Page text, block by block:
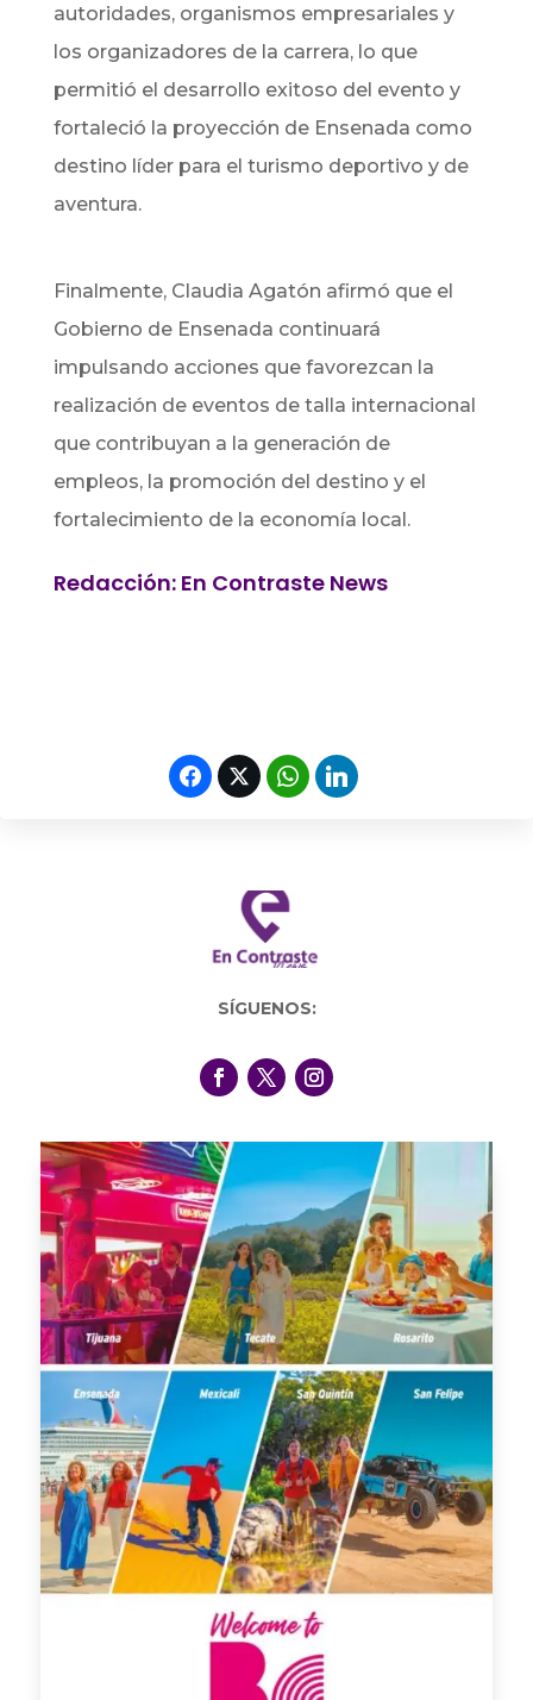
autoridades, organismos empresariales y
los organizadores de la carrera, lo que
permitió el desarrollo exitoso del evento y
fortaleció la proyección de Ensenada como
destino líder para el turismo deportivo y de
aventura.
Finalmente, Claudia Agatón afirmó que el
Gobierno de Ensenada continuará
impulsando acciones que favorezcan la
realización de eventos de talla internacional
que contribuyan a la generación de
empleos, la promoción del destino y el
fortalecimiento de la economía local.
Redacción: En Contraste News
SÍGUENOS: